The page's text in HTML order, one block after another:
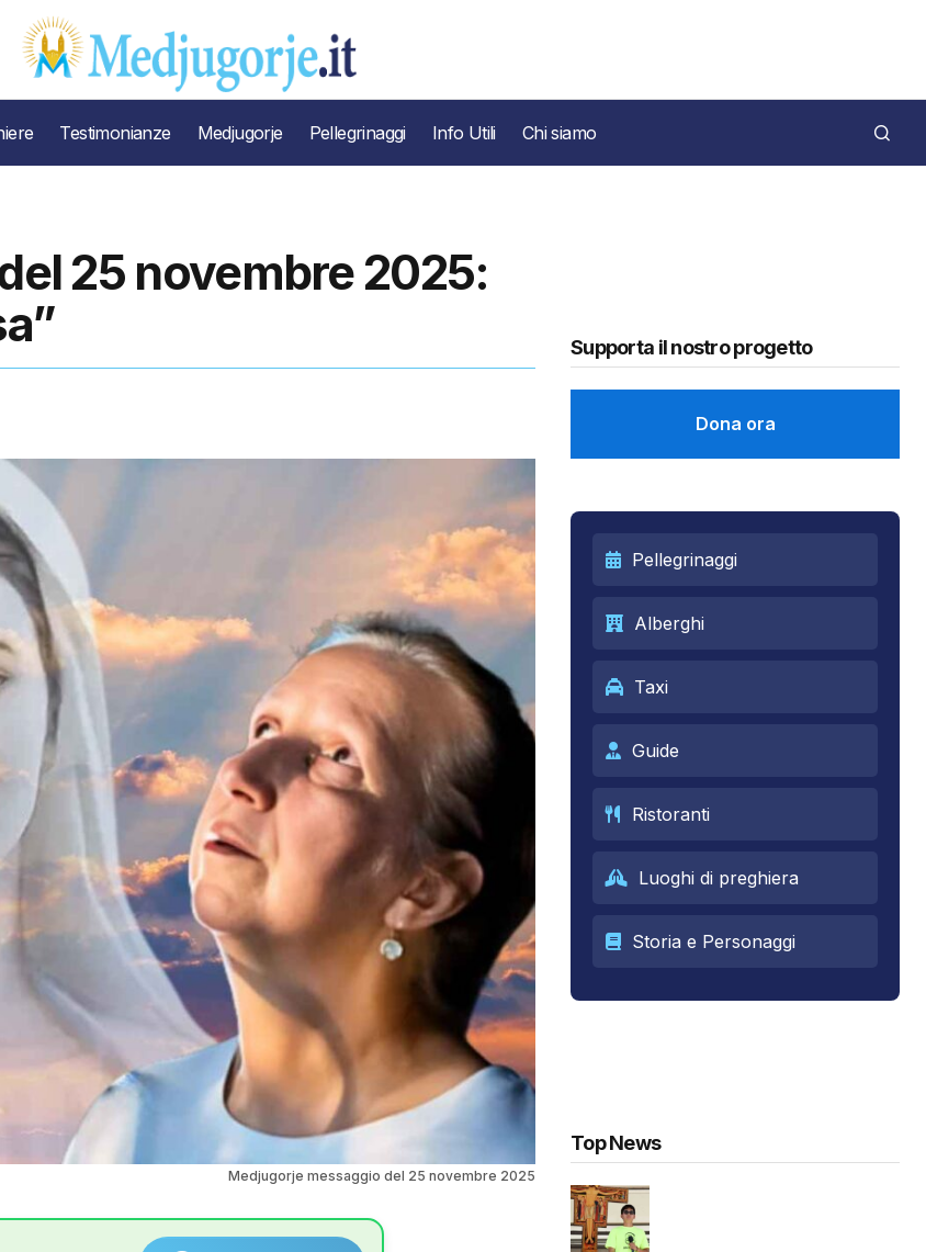
Testimonianze Medjugorje Pellegrinaggi Info Utili Chi siamo
25 novembre 2025:
Medjugorje messaggio del 25 novembre 2025
Supporta il nostro progetto
Dona ora
Pellegrinaggi
Alberghi
Taxi
Guide
Ristoranti
Luoghi di preghiera
Storia e Personaggi
Top News